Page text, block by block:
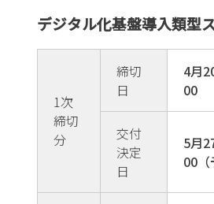
デジタル化基盤導入類型
1次
締切
分
締切
日
4月
00
交付
決定
日
5月
00（